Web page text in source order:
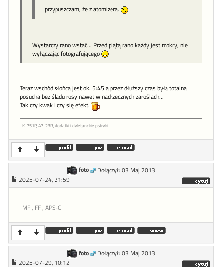
przypuszczam, że z atomizera.
Wystarczy rano wstać... Przed piątą rano każdy jest mokry, nie
wyłączając fotografującego
Teraz wschód słońca jest ok. 5:45 a przez dłuższy czas była totalna
posucha bez śladu rosy nawet w nadrzecznych zaroślach...
Tak czy kwak liczy się efekt.
K-751P, A7-23R, dodatki i dyletanckie pstryki
foto
Dołączył: 03 Maj 2013
2025-07-24, 21:59
MF , FF , APS-C
foto
Dołączył: 03 Maj 2013
2025-07-29, 10:12